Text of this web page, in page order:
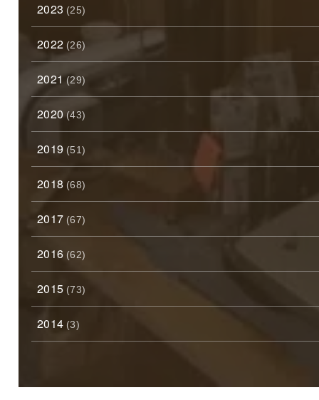
2023 (25)
2022 (26)
2021 (29)
2020 (43)
2019 (51)
2018 (68)
2017 (67)
2016 (62)
2015 (73)
2014 (3)